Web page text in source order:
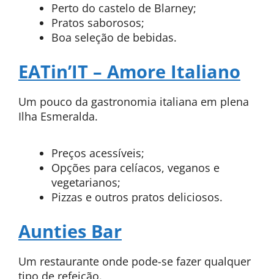
Perto do castelo de Blarney;
Pratos saborosos;
Boa seleção de bebidas.
EATin’IT – Amore Italiano
Um pouco da gastronomia italiana em plena
Ilha Esmeralda.
Preços acessíveis;
Opções para celíacos, veganos e
vegetarianos;
Pizzas e outros pratos deliciosos.
Aunties Bar
Um restaurante onde pode-se fazer qualquer
tipo de refeição.